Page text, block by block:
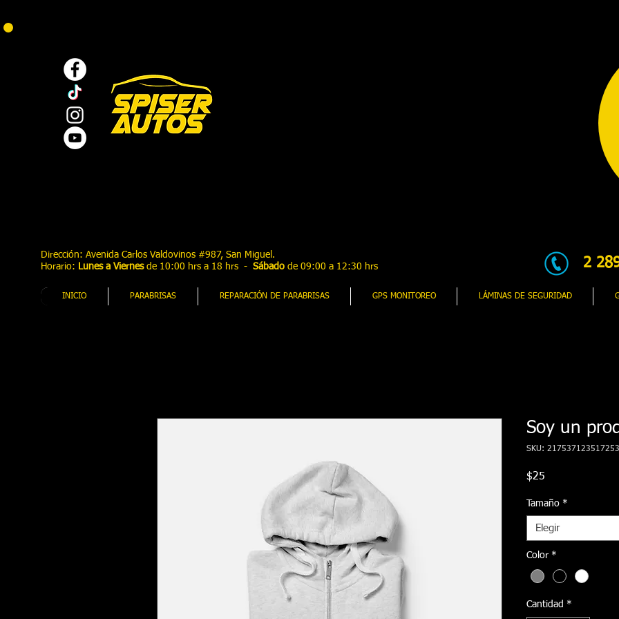
Dirección: Avenida Carlos Valdovinos #987, San Miguel.
Horario: Lunes a Viernesde 10:00 hrs a 18 hrs - Sábado de 09:00 a 12:30 hrs 2
INICIO PARABRISAS REPARACIÓN DE PARABRISAS GPS MONITOREO LÁMINAS DE SEGURIDAD
Soy un
SKU: 217537123517253
$25
Tamaño *
Elegir
Color *
Cantidad *